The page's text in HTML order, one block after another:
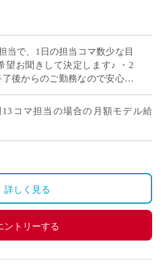
当で、1日の担当コマ数少な目
望お聞きして決定します♪ ・2
後からのご勤務なので安心。
の私立高校で英 […]
13コマ担当の場合の月額モデル給
場合：3,720円／時（50分換算：
務スタートの場合の給与は、日割
詳しく見る
ントリーする